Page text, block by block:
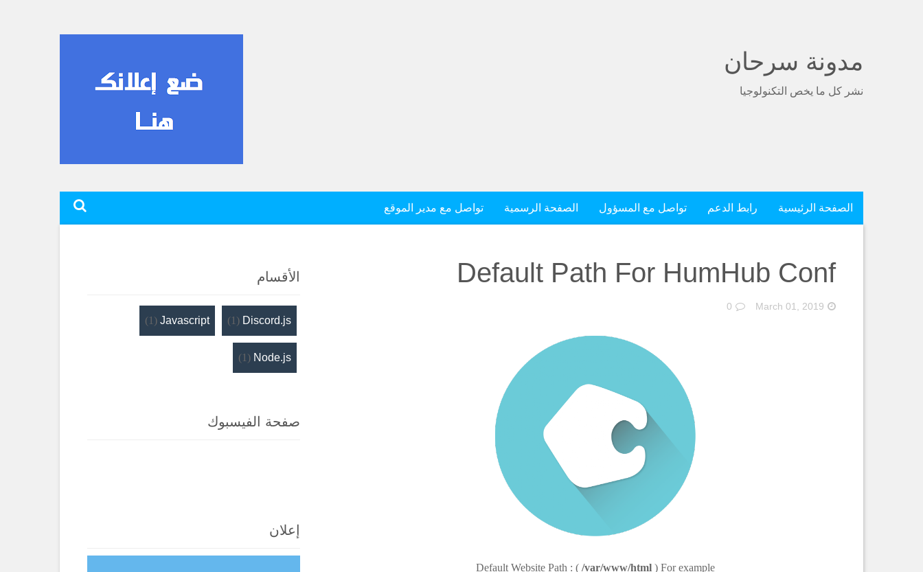
مدونة سرحان
نشر كل ما يخص التكنولوجيا
الصفحة الرئيسية رابط الدعم تواصل مع المسؤول الصفحة الرسمية تواصل مع مدير الموقع
Default Path For HumHub Conf
March 01, 2019
0
Default Website Path : ( /var/www/html ) For example
الأقسام
Discord.js
(1)
Javascript
(1)
Node.js
(1)
صفحة الفيسبوك
إعلان